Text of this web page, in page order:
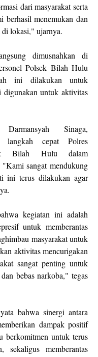
dari masyarakat serta
berhasil menemukan dan
di lokasi," ujarnya.
dimusnahkan di
Polsek Bilah Hulu
ini dilakukan untuk
digunakan untuk aktivitas
Sinaga,
langkah cepat Polres
Bilah Hulu dalam
sangat mendukung
ini terus dilakukan agar
kegiatan ini adalah
untuk memberantas
masyarakat untuk
aktivitas mencurigakan
sangat penting untuk
bebas narkoba," tegas
bahwa sinergi antara
dampak positif
berkomitmen untuk terus
sekaligus memberantas